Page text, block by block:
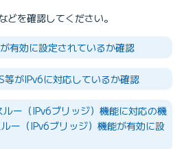
（*1）
イト
どを確認してください。
有効に設定されているか確認
等がIPv6に対応しているか確認
ー（IPv6ブリッジ）機能に対応の機
ー（IPv6ブリッジ）機能が有効に設